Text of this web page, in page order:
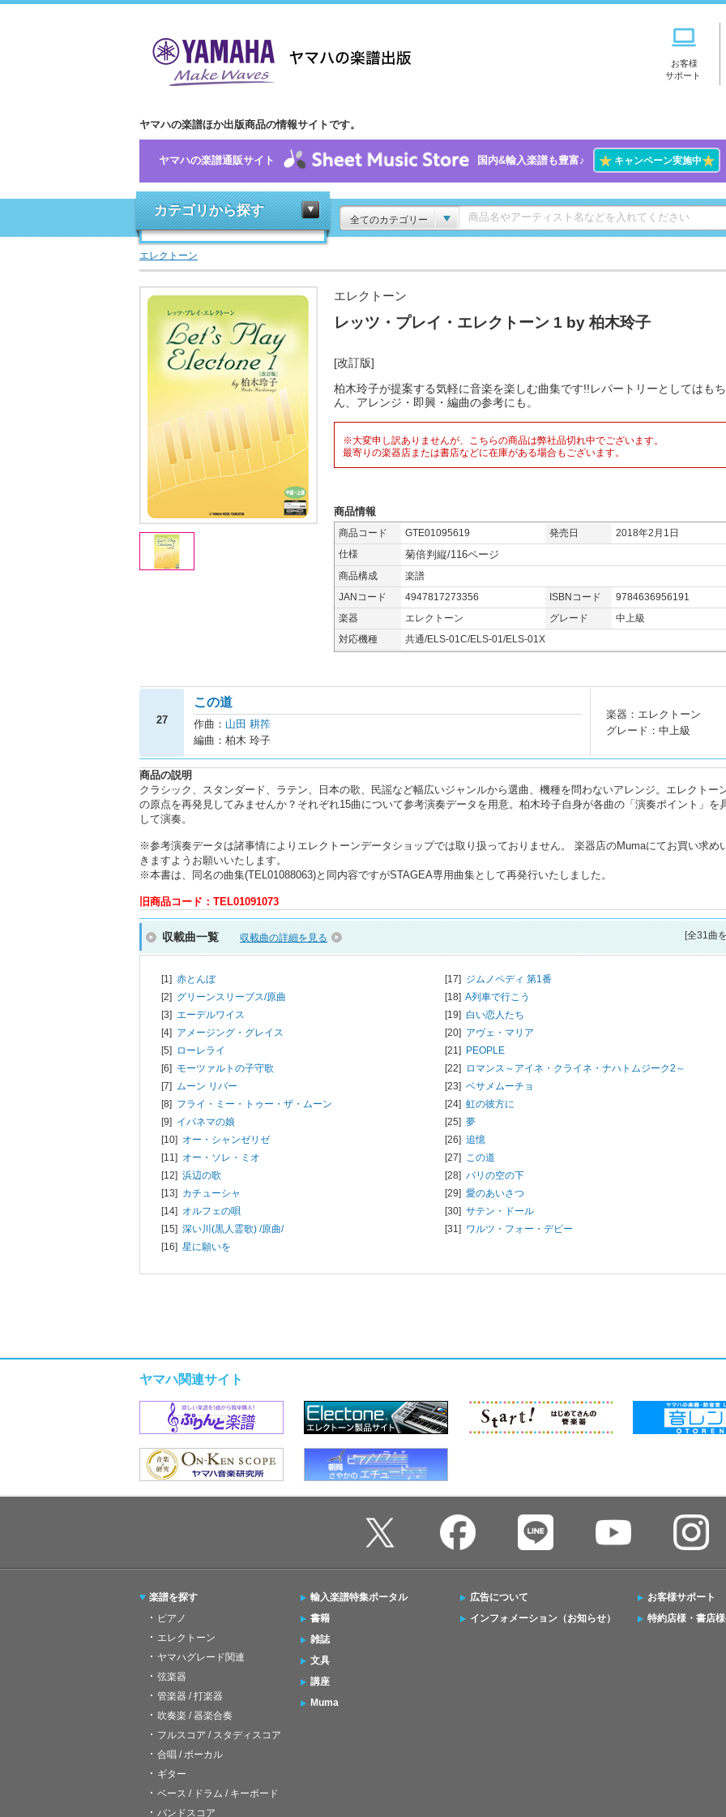
お客様
サポート
ヤマハの楽譜ほか出版商品の情報サイトです。
ヤマハの楽譜通販サイト 国内&輸入楽譜も豊富♪ ★キャンペーン実施中★
カテゴリから探す
全てのカテゴリー
エレクトーン
エレクトーン
レッツ・プレイ・エレクトーン 1 by 柏木玲子
[改訂版]
柏木玲子が提案する気軽に音楽を楽しむ曲集です!!レパートリーとしてはも
ん、アレンジ・即興・編曲の参考にも。
※大変申し訳ありませんが、こちらの商品は弊社品切れ中でございます。
最寄りの楽器店または書店などに在庫がある場合もございます。
商品情報
商品コード GTE01095619 発売日
2018年2月1日
仕様
菊倍判縦/116ページ
商品構成
楽譜
JANコード
4947817273356 ISBNコード
9784636956191
楽器
エレクトーン グレード
中上級
対応機種
共通/ELS-01C/ELS-01/ELS-01X
27
この道
作曲： 山田 耕筰
編曲：柏木 玲子
楽器：エレクトーン
グレード：中上級
商品の説明
クラシック、スタンダード、ラテン、日本の歌、民謡など幅広いジャンルから選曲、機種を問わないアレンジ。エレクトー
の原点を再発見してみませんか？それぞれ15曲について参考演奏データを用意。柏木玲子自身が各曲の「演奏ポイント」を
して演奏。
※参考演奏データは諸事情によりエレクトーンデータショップでは取り扱っておりません。 楽器店のMumaにてお買い求め
きますようお願いいたします。
※本書は、同名の曲集(TEL01088063)と同内容ですがSTAGEA専用曲集として再発行いたしました。
旧商品コード：TEL01091073
収載曲一覧 収載曲の詳細を見る [全31曲
[1] 赤とんぼ
[2] グリーンスリーブス/原曲
[3] エーデルワイス
[4] アメージング・グレイス
[5] ローレライ
[6] モーツァルトの子守歌
[7] ムーン リバー
[8] フライ・ミー・トゥー・ザ・ムーン
[9] イパネマの娘
[10] オー・シャンゼリゼ
[11] オー・ソレ・ミオ
[12] 浜辺の歌
[13] カチューシャ
[14] オルフェの唄
[15] 深い川(黒人霊歌) /原曲/
[16] 星に願いを
[17] ジムノペディ 第1番
[18] A列車で行こう
[19] 白い恋人たち
[20] アヴェ・マリア
[21] PEOPLE
[22] ロマンス～アイネ・クライネ・ナハトムジーク2～
[23] ベサメムーチョ
[24] 虹の彼方に
[25] 夢
[26] 追憶
[27] この道
[28] パリの空の下
[29] 愛のあいさつ
[30] サテン・ドール
[31] ワルツ・フォー・デビー
ヤマハ関連サイト
楽譜を探す
ピアノ
エレクトーン
ヤマハグレード関連
弦楽器
管楽器 / 打楽器
吹奏楽 / 器楽合奏
フルスコア / スタディスコア
合唱 / ボーカル
ギター
ベース / ドラム / キーボード
バンドスコア
輸入楽譜特集ポータル
書籍
雑誌
文具
講座
Muma
広告について
インフォメーション（お知らせ）
お客様サポート
特約店様・書店